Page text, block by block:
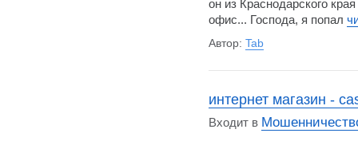
он из Краснодарского
офис... Господа, я попал
Автор: Tab
интернет магазин -
Входит в